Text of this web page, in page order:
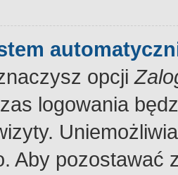
opcji
logowania
Aby pozostawać